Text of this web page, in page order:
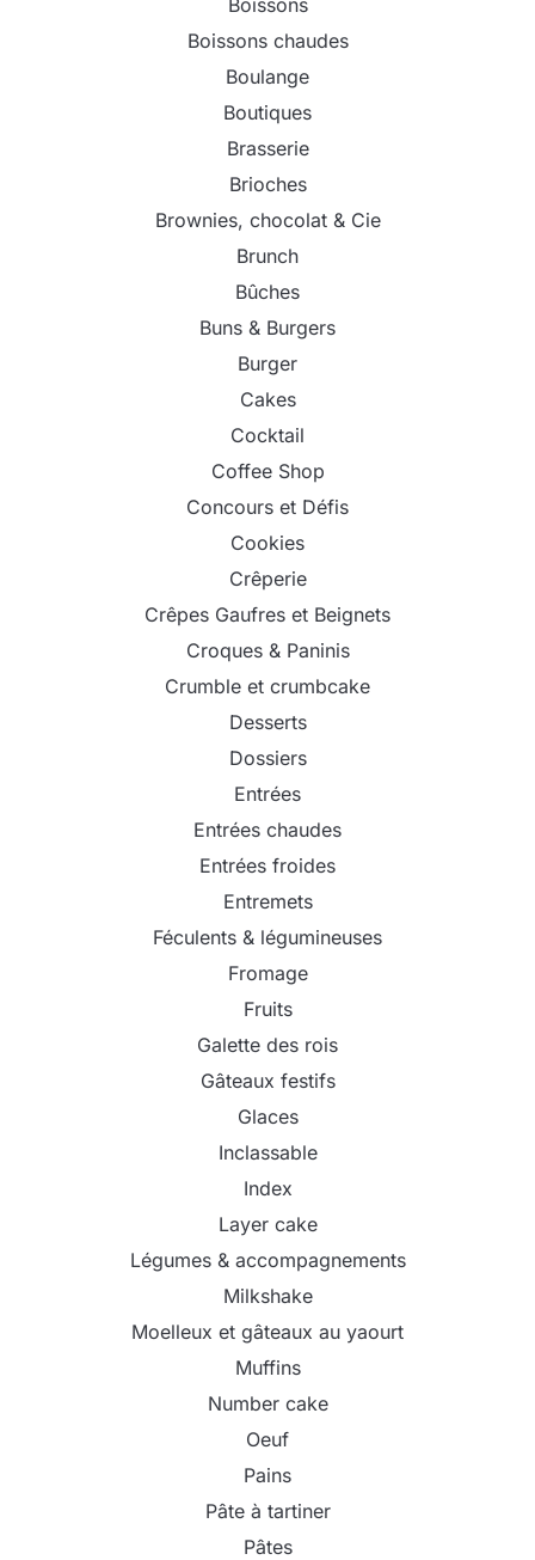
Boissons chaudes
Boulange
Boutiques
Brasserie
Brioches
Brownies, chocolat & Cie
Brunch
Bûches
Buns & Burgers
Burger
Cakes
Cocktail
Coffee Shop
Concours et Défis
Cookies
Crêperie
Crêpes Gaufres et Beignets
Croques & Paninis
Crumble et crumbcake
Desserts
Dossiers
Entrées
Entrées chaudes
Entrées froides
Entremets
Féculents & légumineuses
Fromage
Fruits
Galette des rois
Gâteaux festifs
Glaces
Inclassable
Index
Layer cake
Légumes & accompagnements
Milkshake
Moelleux et gâteaux au yaourt
Muffins
Number cake
Oeuf
Pains
Pâte à tartiner
Pâtes